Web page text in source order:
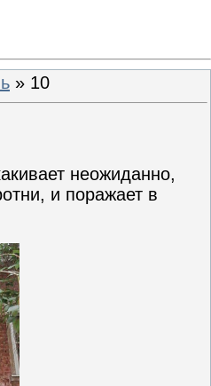
» 10
неожиданно,
и поражает в